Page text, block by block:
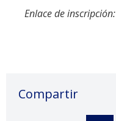
Enlace de inscripción:
Compartir